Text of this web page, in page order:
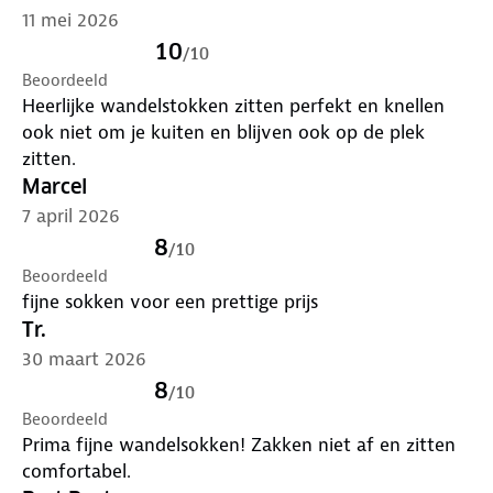
11 mei 2026
10/10
Beoordeeld
Heerlijke wandelstokken zitten perfekt en knellen
ook niet om je kuiten en blijven ook op de plek
zitten.
Marcel
7 april 2026
8/10
Beoordeeld
fijne sokken voor een prettige prijs
Tr.
30 maart 2026
8/10
Beoordeeld
Prima fijne wandelsokken! Zakken niet af en zitten
comfortabel.